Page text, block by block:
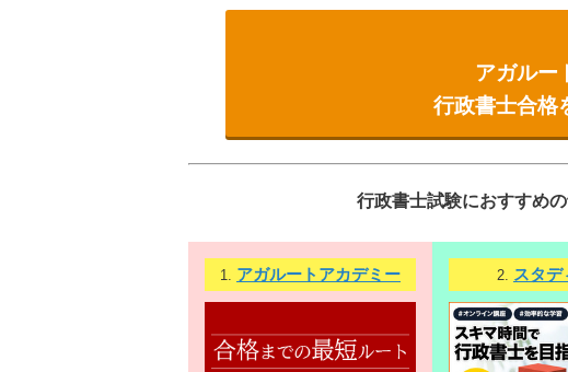
アガルー
行政書士合格
行政書士試験におすすめ
1. アガルートアカデミー 2. スタデ